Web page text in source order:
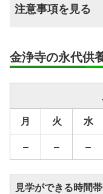
注意事項を見る
安置期間経
供養方法
納骨
に刻
か、
盆、
継承者の有
無
–
金浄寺の永代供
月 火 水
– – –
見学ができる時間帯